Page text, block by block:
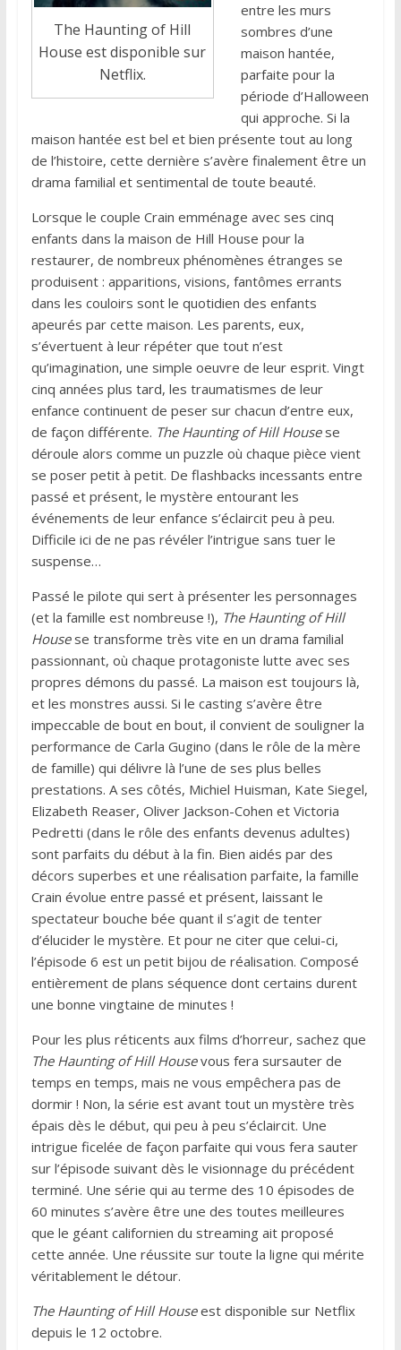
The Haunting of Hill
House est disponible sur
Netflix.
entre les murs
sombres d’une
maison hantée,
parfaite pour la
période d’Halloween
qui approche. Si la
maison hantée est bel et bien présente tout au long
de l’histoire, cette dernière s’avère finalement être un
drama familial et sentimental de toute beauté.
Lorsque le couple Crain emménage avec ses cinq
enfants dans la maison de Hill House pour la
restaurer, de nombreux phénomènes étranges se
produisent : apparitions, visions, fantômes errants
dans les couloirs sont le quotidien des enfants
apeurés par cette maison. Les parents, eux,
s’évertuent à leur répéter que tout n’est
qu’imagination, une simple oeuvre de leur esprit. Vingt
cinq années plus tard, les traumatismes de leur
enfance continuent de peser sur chacun d’entre eux,
de façon différente. The Haunting of Hill Housese
déroule alors comme un puzzle où chaque pièce vient
se poser petit à petit. De flashbacks incessants entre
passé et présent, le mystère entourant les
événements de leur enfance s’éclaircit peu à peu.
Difficile ici de ne pas révéler l’intrigue sans tuer le
suspense…
Passé le pilote qui sert à présenter les personnages
(et la famille est nombreuse !), The Haunting of Hill
Housese transforme très vite en un drama familial
passionnant, où chaque protagoniste lutte avec ses
propres démons du passé. La maison est toujours là,
et les monstres aussi. Si le casting s’avère être
impeccable de bout en bout, il convient de souligner la
performance de Carla Gugino (dans le rôle de la mère
de famille) qui délivre là l’une de ses plus belles
prestations. A ses côtés, Michiel Huisman, Kate Siegel,
Elizabeth Reaser, Oliver Jackson-Cohen et Victoria
Pedretti (dans le rôle des enfants devenus adultes)
sont parfaits du début à la fin. Bien aidés par des
décors superbes et une réalisation parfaite, la famille
Crain évolue entre passé et présent, laissant le
spectateur bouche bée quant il s’agit de tenter
d’élucider le mystère. Et pour ne citer que celui-ci,
l’épisode 6 est un petit bijou de réalisation. Composé
entièrement de plans séquence dont certains durent
une bonne vingtaine de minutes !
Pour les plus réticents aux films d’horreur, sachez que
The Haunting of Hill Housevous fera sursauter de
temps en temps, mais ne vous empêchera pas de
dormir ! Non, la série est avant tout un mystère très
épais dès le début, qui peu à peu s’éclaircit. Une
intrigue ficelée de façon parfaite qui vous fera sauter
sur l’épisode suivant dès le visionnage du précédent
terminé. Une série qui au terme des 10 épisodes de
60 minutes s’avère être une des toutes meilleures
que le géant californien du streaming ait proposé
cette année. Une réussite sur toute la ligne qui mérite
véritablement le détour.
The Haunting of Hill Houseest disponible sur Netflix
depuis le 12 octobre.